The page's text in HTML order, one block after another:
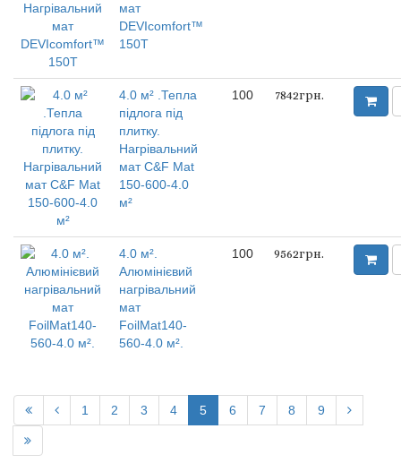
мат
DEVIcomfort™
150T
4.0 м² .Тепла
підлога під
плитку.
Нагрівальний
мат C&F Mat
150-600-4.0
м²
100 7842грн.
4.0 м².
Алюмінієвий
нагрівальний
мат
FoilMat140-
560-4.0 м².
100 9562грн.
1 2 3 4 5 6 7 8 9